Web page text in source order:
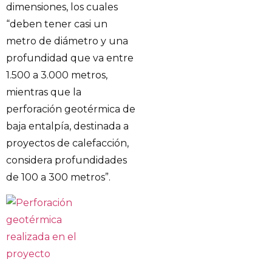
dimensiones, los cuales
“deben tener casi un
metro de diámetro y una
profundidad que va entre
1.500 a 3.000 metros,
mientras que la
perforación geotérmica de
baja entalpía, destinada a
proyectos de calefacción,
considera profundidades
de 100 a 300 metros”.